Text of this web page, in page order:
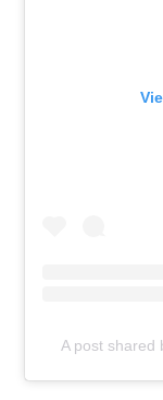
A post shared